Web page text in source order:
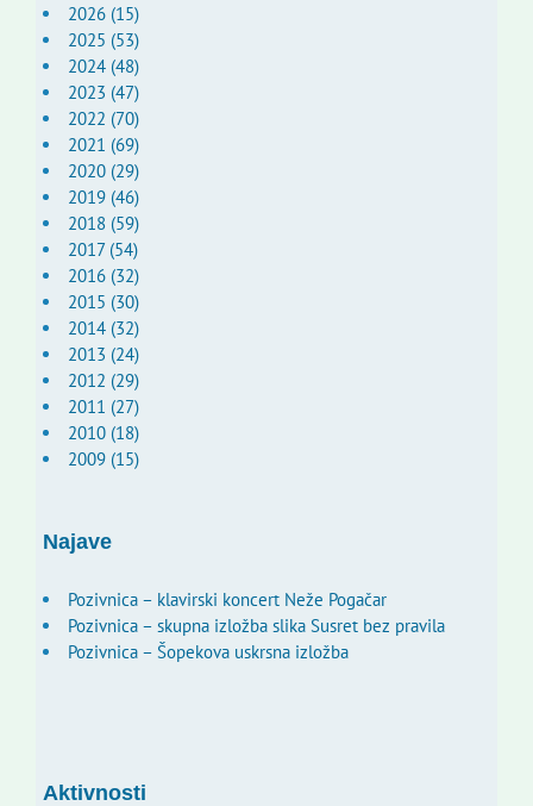
2026 (15)
2025 (53)
2024 (48)
2023 (47)
2022 (70)
2021 (69)
2020 (29)
2019 (46)
2018 (59)
2017 (54)
2016 (32)
2015 (30)
2014 (32)
2013 (24)
2012 (29)
2011 (27)
2010 (18)
2009 (15)
Najave
Pozivnica – klavirski koncert Neže Pogačar
Pozivnica – skupna izložba slika Susret bez pravila
Pozivnica – Šopekova uskrsna izložba
Aktivnosti